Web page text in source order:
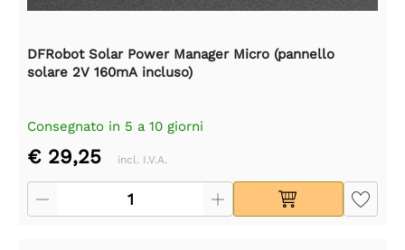
DFRobot Solar Power Manager Micro (pannello
solare 2V 160mA incluso)
Consegnato in 5 a 10 giorni
€ 29,25 incl. I.V.A.